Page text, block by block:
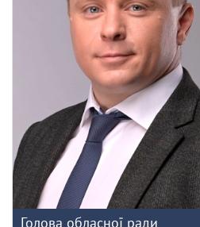
Голова обласної ради